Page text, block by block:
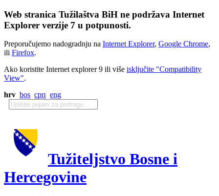
Web stranica Tužilaštva BiH ne podržava Internet
Explorer verzije 7 u potpunosti.
Preporučujemo nadogradnju na Internet Explorer, Google Chrome,
ili Firefox.
Ako koristite Internet explorer 9 ili više isključite "Compatibility
View".
hrv bos срп eng
Tužiteljstvo Bosne i
Hercegovine